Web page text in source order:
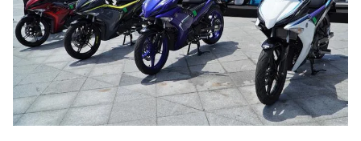
Hotline
0906 645 777
Liên hệ quảng cáo
0908 780 404
Đặt báo Quảng cáo RSS Tòa soạn Chính sách bảo
Tổng biên tập: Nguyễn Ngọc Toàn